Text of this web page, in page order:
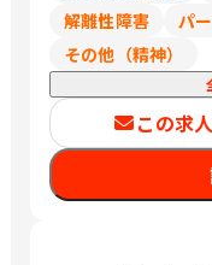
解離性障害
パ
その他（精神）
この求